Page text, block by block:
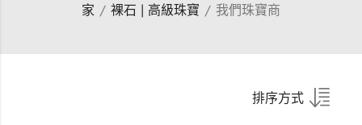
家 裸石 | 高級珠寶 我們珠寶商
排序方式